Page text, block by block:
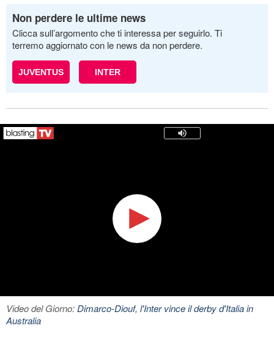
Non perdere le ultime news
Clicca sull’argomento che ti interessa per seguirlo. Ti
terremo aggiornato con le news da non perdere.
JUVENTUS INTER
Video del Giorno:Dimarco-Diouf, l'Inter vince il derby d'Italia in
Australia